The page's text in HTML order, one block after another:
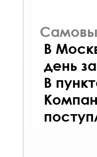
В
день
В